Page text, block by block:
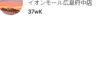
イオンモール広島府中店
37wK